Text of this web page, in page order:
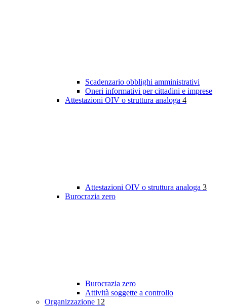
Scadenzario obblighi amministrativi
Oneri informativi per cittadini e imprese
Attestazioni OIV o struttura analoga 4
Attestazioni OIV o struttura analoga 3
Burocrazia zero
Burocrazia zero
Attività soggette a controllo
Organizzazione 12